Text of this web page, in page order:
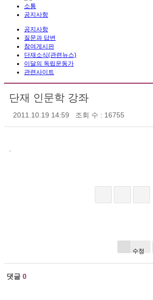
소통
공지사항
공지사항
질문과 답변
참여게시판
단재소식(관련뉴스)
이달의 독립운동가
관련사이트
단재 인문학 강좌
2011.10.19 14:59 조회 수 : 16755
수정
댓글 0